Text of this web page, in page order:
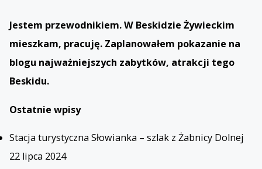
Jestem przewodnikiem. W Beskidzie Żywieckim
mieszkam, pracuję. Zaplanowałem pokazanie na
blogu najważniejszych zabytków, atrakcji tego
Beskidu.
Ostatnie wpisy
Stacja turystyczna Słowianka – szlak z Żabnicy Dolnej
22 lipca 2024